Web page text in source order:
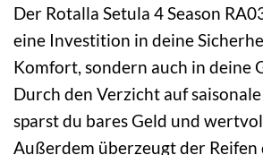
Der Rotalla Setula 4 Season
eine Investition in deine
Komfort, sondern auch in deine
Durch den Verzicht auf
sparst du bares Geld und
Außerdem überzeugt der Reifen